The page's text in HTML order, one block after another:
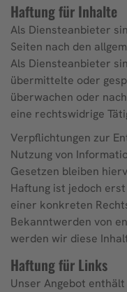
Haftung für Inhalte
Als Diensteanbieter
Seiten nach den
Als Diensteanbieter
übermittelte oder
überwachen oder
eine rechtswidrige
Verpflichtungen zur
Nutzung von
Gesetzen bleiben
Haftung ist jedoch
einer konkreten
Bekanntwerden von
werden wir diese
Haftung für Links
Unser Angebot